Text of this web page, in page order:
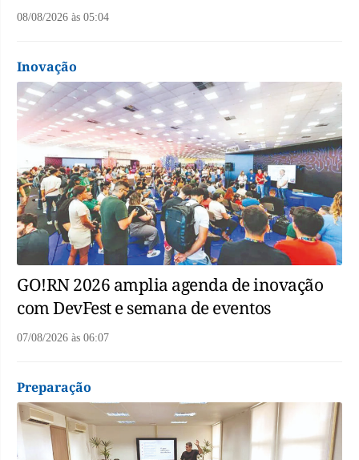
08/08/2026 às 05:04
Inovação
GO!RN 2026 amplia agenda de inovação
com DevFest e semana de eventos
07/08/2026 às 06:07
Preparação